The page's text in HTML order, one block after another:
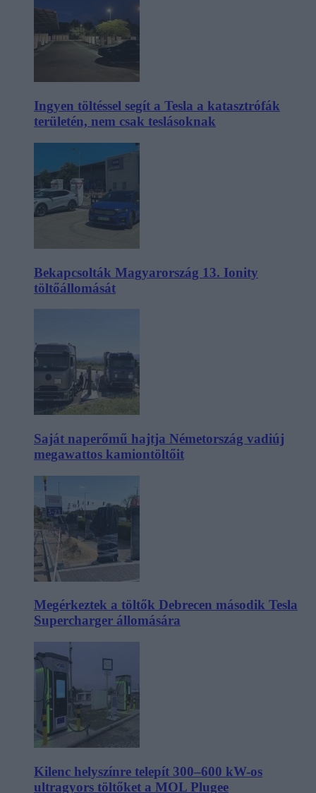
Ingyen töltéssel segít a Tesla a katasztrófák
területén, nem csak teslásoknak
Bekapcsolták Magyarország 13. Ionity
töltőállomását
Saját naperőmű hajtja Németország vadiúj
megawattos kamiontöltőit
Megérkeztek a töltők Debrecen második Tesla
Supercharger állomására
Kilenc helyszínre telepít 300–600 kW-os
ultragyors töltőket a MOL Plugee